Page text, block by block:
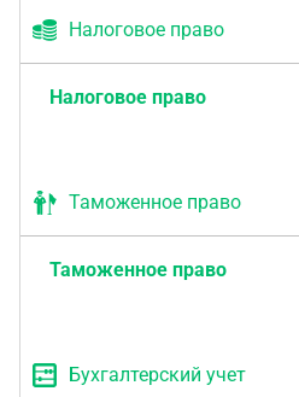
Налоговое право
Налоговое право
Таможенное право
Таможенное право
Бухгалтерский учет